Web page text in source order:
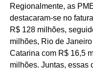
Regionalmente, as
destacaram-se no
R$ 128 milhões,
milhões, Rio de
Catarina com R$ 16,5
milhões. Juntas, essas